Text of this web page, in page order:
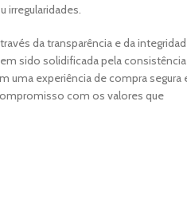
da transparência e da
sido solidificada pela consistência
uma experiência de compra segura
com os valores que